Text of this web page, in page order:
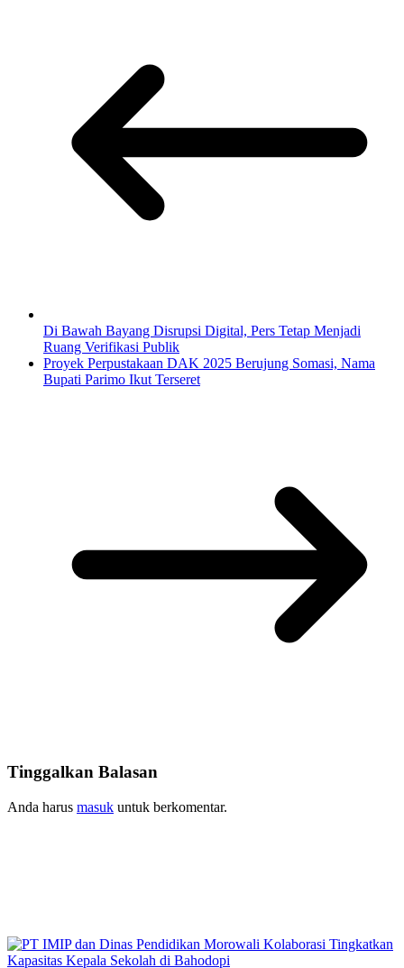
Di Bawah Bayang Disrupsi Digital, Pers Tetap Menjadi
Ruang Verifikasi Publik
Proyek Perpustakaan DAK 2025 Berujung Somasi, Nama
Bupati Parimo Ikut Terseret
Tinggalkan Balasan
Anda harus masuk untuk berkomentar.